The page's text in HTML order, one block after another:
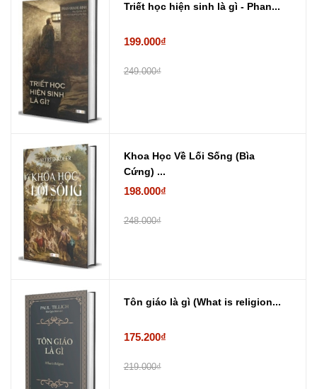
Triết học hiện sinh là gì - Phan...
199.000₫
249.000₫
Khoa Học Về Lối Sống (Bìa
Cứng) ...
198.000₫
248.000₫
Tôn giáo là gì (What is religion...
175.200₫
219.000₫